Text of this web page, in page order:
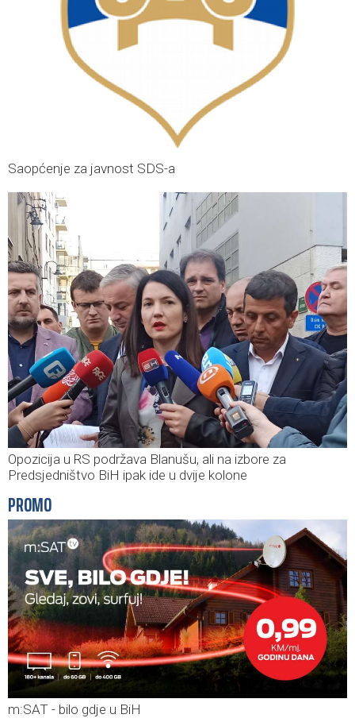
Saopćenje za javnost SDS-a
Opozicija u RS podržava Blanušu, ali na izbore za
Predsjedništvo BiH ipak ide u dvije kolone
PROMO
m:SAT - bilo gdje u BiH